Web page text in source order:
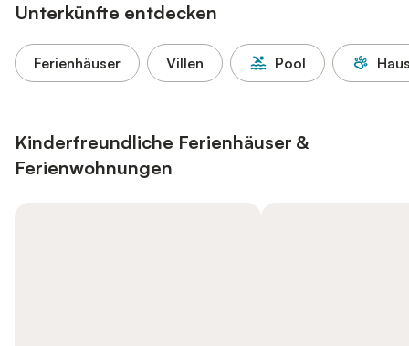
Unterkünfte entdecken
Ferienhäuser Villen Pool
Kinderfreundliche Ferienhäuser &
Ferienwohnungen